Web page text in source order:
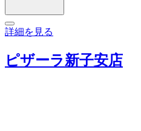
詳細を見る
ピザーラ新子安店